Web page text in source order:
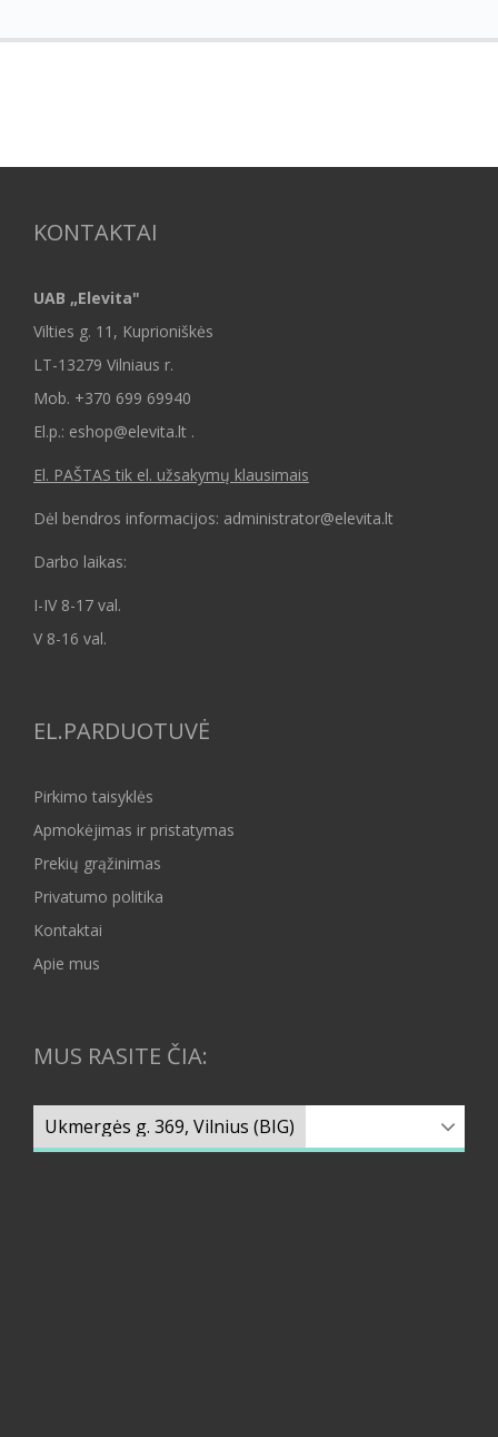
KONTAKTAI
UAB „Elevita"
Vilties g. 11, Kuprioniškės
LT-13279 Vilniaus r.
Mob. +370 699 69940
El.p.: eshop@elevita.lt .
El. PAŠTAS tik el. užsakymų klausimais
Dėl bendros informacijos: administrator@elevita.lt
Darbo laikas:
I-IV 8-17 val.
V 8-16 val.
EL.PARDUOTUVĖ
Pirkimo taisyklės
Apmokėjimas ir pristatymas
Prekių grąžinimas
Privatumo politika
Kontaktai
Apie mus
MUS RASITE ČIA: